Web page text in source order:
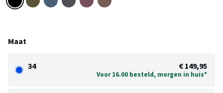
Maat
34 € 149,95
Voor 16.00 besteld, morgen in huis*